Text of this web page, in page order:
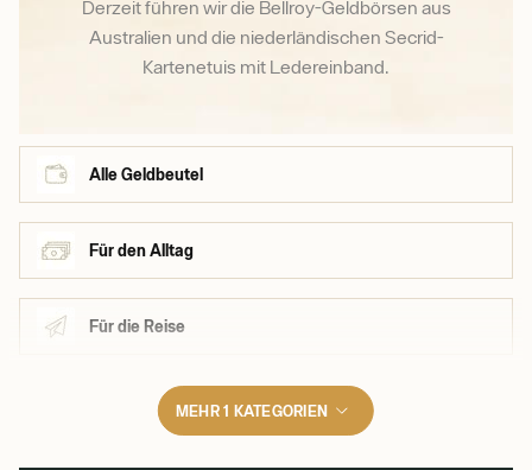
Derzeit führen wir die Bellroy-Geldbörsen aus
Australien und die niederländischen Secrid-
Kartenetuis mit Ledereinband.
Alle Geldbeutel
Für den Alltag
Für die Reise
MEHR 1 KATEGORIEN